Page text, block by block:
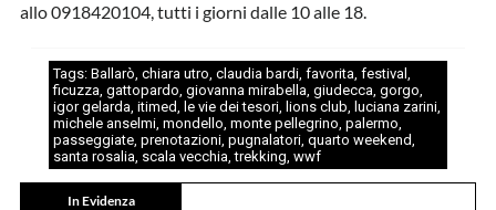
allo 0918420104, tutti i giorni dalle 10 alle 18.
Tags: Ballarò, chiara utro, claudia bardi, favorita, festival ,
ficuzza, gattopardo, giovanna mirabella, giudecca, gorgo,
igor gelarda, itimed, le vie dei tesori, lions club, luciana zarini,
michele anselmi, mondello, monte pellegrino, palermo,
passeggiate, prenotazioni, pugnalatori, quarto weekend,
santa rosalia, scala vecchia,trekking, wwf
In Evidenza